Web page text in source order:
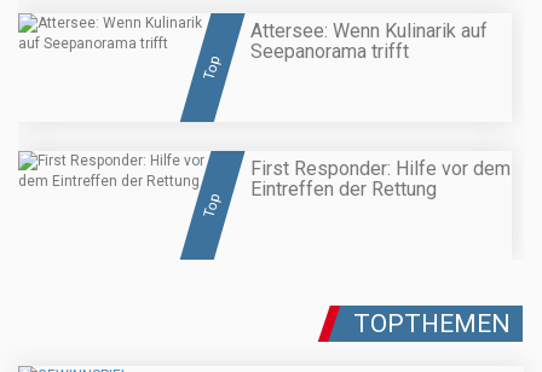
Top
Attersee: Wenn Kulinarik auf
Seepanorama trifft
Top
First Responder: Hilfe vor dem
Eintreffen der Rettung
TOPTHEMEN